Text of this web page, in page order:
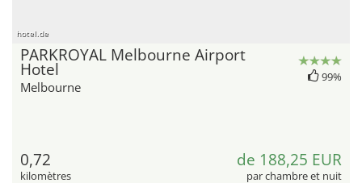
hotel.de
PARKROYAL Melbourne Airport
Hotel
Melbourne
99%
0,72
kilomètres
de 188,25 EUR
par chambre et nuit